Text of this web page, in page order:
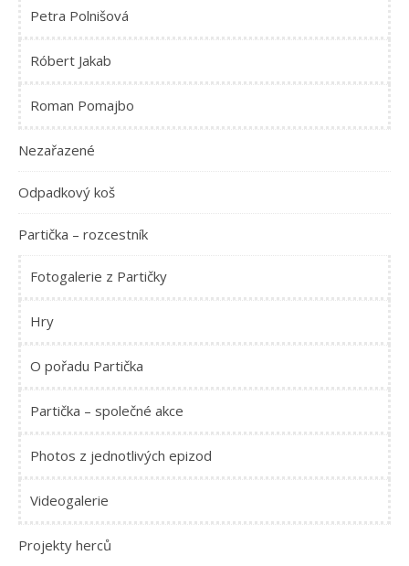
Petra Polnišová
Róbert Jakab
Roman Pomajbo
Nezařazené
Odpadkový koš
Partička – rozcestník
Fotogalerie z Partičky
Hry
O pořadu Partička
Partička – společné akce
Photos z jednotlivých epizod
Videogalerie
Projekty herců